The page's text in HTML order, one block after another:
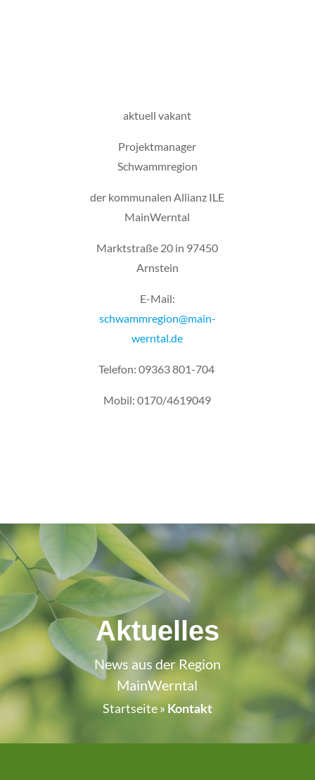
aktuell vakant
Projektmanager
Schwammregion
der kommunalen Allianz ILE
MainWerntal
Marktstraße 20 in 97450
Arnstein
E-Mail:
schwammregion@main-
werntal.de
Telefon: 09363 801-704
Mobil: 0170/4619049
Aktuelles
News aus der Region
MainWerntal
Startseite» Kontakt